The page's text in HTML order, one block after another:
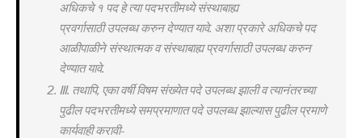
अधिकचे १ पद हे त्या पदभरतीमध्ये संस्थाबाह्य
प्रवर्गासाठी उपलब्ध करुन देण्यात यावे. अशा प्रकारे अधिकचे पद
आळीपाळीने संस्थात्मक व संस्थाबाह्य प्रवर्गासाठी उपलब्ध करुन
देण्यात यावे.
Ⅲ. तथापि, एका वर्षी विषम संख्येत पदे उपलब्ध झाली व त्यानंतरच्या
पुढील पदभरतीमध्ये समप्रमाणात पदे उपलब्ध झाल्यास पुढील प्रमाणे
कार्यवाही करावी-